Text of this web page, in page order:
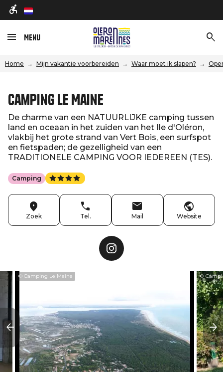
nl
Menu
Home Mijn vakantie voorbereiden Waar moet ik slapen?
Camping Le Maine
De charme van een NATUURLIJKE camping tussen
land en oceaan in het zuiden van het Ile d'Oléron,
vlakbij het grote strand van Vert Bois, een surfspot
en fietspaden; de gezelligheid van een
TRADITIONELE CAMPING VOOR IEDEREEN (TES).
Camping
Zoek Tel. Mail Website
© Camping Le Maine ©